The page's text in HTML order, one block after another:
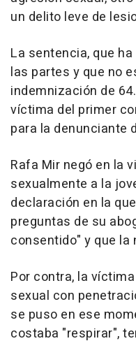
un delito leve de
La sentencia, que
las partes y que no
indemnización de
víctima del primer
para la denunciante
Rafa Mir negó en la
sexualmente a la
declaración en la
preguntas de su
consentido" y que la
Por contra, la
sexual con
se puso en ese
costaba "respirar",